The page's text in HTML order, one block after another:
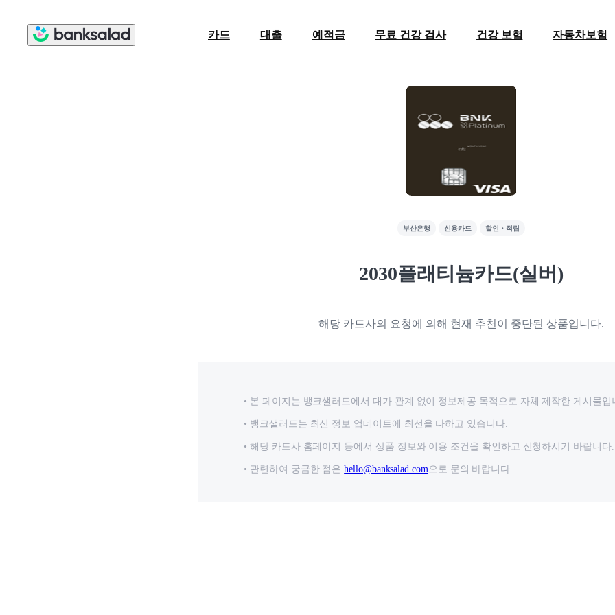
카드 대출 예적금 무료 건강 검사 건강 보험 자동차보험
부산은행 신용카드 할인・적립
2030플래티늄카드(실버)
해당 카드사의 요청에 의해 현재 추천이 중단된 상품입니다.
본 페이지는 뱅크샐러드에서 대가 관계 없이 정보제공 목적으로 자체 제작한 게시물입
뱅크샐러드는 최신 정보 업데이트에 최선을 다하고 있습니다.
해당 카드사 홈페이지 등에서 상품 정보와 이용 조건을 확인하고 신청하시기 바랍니다.
관련하여 궁금한 점은 hello@banksalad.com 으로 문의 바랍니다.